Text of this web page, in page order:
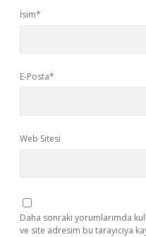
İsim*
E-Posta*
Web Sitesi
Daha sonraki yorumlarımda
ve site adresim bu tarayıcıya